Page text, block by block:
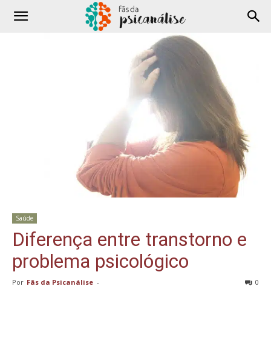
Saúde
Diferença entre transtorno e
problema psicológico
Por Fãs da Psicanálise - 0